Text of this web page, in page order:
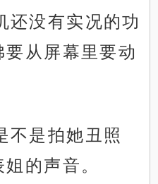
还没有实况的功
从屏幕里要动
不是拍她丑照
的声音。